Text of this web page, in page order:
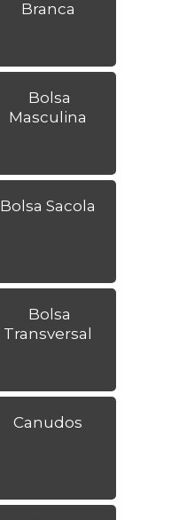
Branca
Bolsa
Masculina
Bolsa Sacola
Bolsa
Transversal
Canudos